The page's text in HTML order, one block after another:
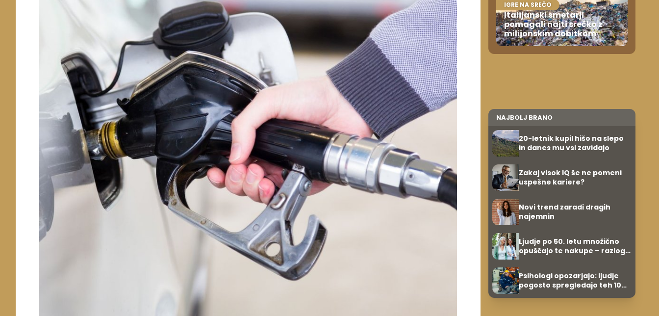
IGRE NA SREČO
Italijanski smetarji
pomagali najti srečko z
milijonskim dobitkom
NAJBOLJ BRANO
20-letnik kupil hišo na slepo
in danes mu vsi zavidajo
Zakaj visok IQ še ne pomeni
uspešne kariere?
Novi trend zaradi dragih
najemnin
Ljudje po 50. letu množično
opuščajo te nakupe – razlog
Psihologi opozarjajo: ljudje
pogosto spregledajo teh 10